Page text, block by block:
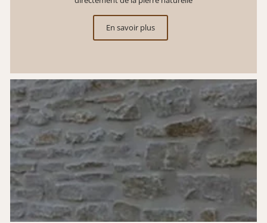
En savoir plus